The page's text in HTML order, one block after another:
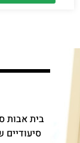
בית אבות
סיעודיים